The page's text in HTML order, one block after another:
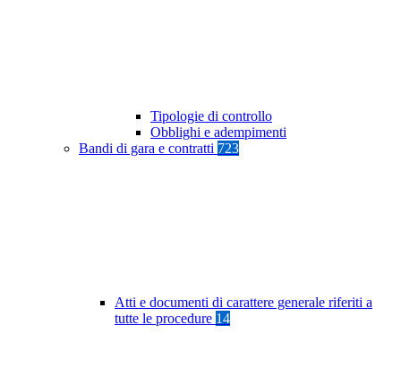
Tipologie di controllo
Obblighi e adempimenti
Bandi di gara e contratti 723
Atti e documenti di carattere generale riferiti a
tutte le procedure 14